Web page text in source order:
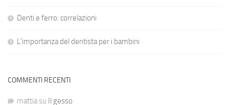
Denti e ferro: correlazioni
L’importanza del dentista per i bambini
COMMENTI RECENTI
mattiasu Il gesso